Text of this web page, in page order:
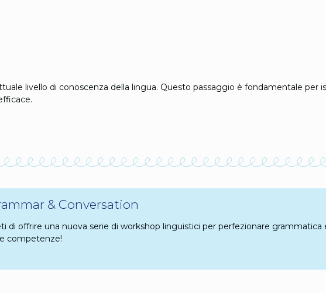
livello di conoscenza della lingua. Questo passaggio è fondamentale per
& Conversation
di offrire una nuova serie di workshop linguistici per perfezionare grammatica
competenze!